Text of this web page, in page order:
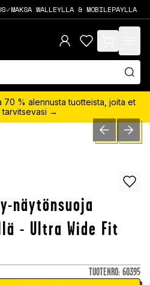
MAKSA WALLEYLLA & MOBILEPAYLLA
items in cart,
70 % alennusta tuotteista, joita et
tarvitsevasi →
PREVIOUSNEXT
näytönsuoja
- Ultra Wide Fit
TUOTENRO: 60395